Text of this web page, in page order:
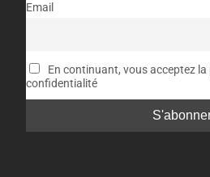
Email
En continuant, vous acceptez la
confidentialité